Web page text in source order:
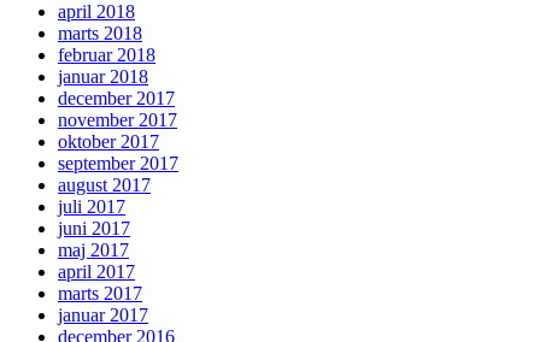
april 2018
marts 2018
februar 2018
januar 2018
december 2017
november 2017
oktober 2017
september 2017
august 2017
juli 2017
juni 2017
maj 2017
april 2017
marts 2017
januar 2017
december 2016